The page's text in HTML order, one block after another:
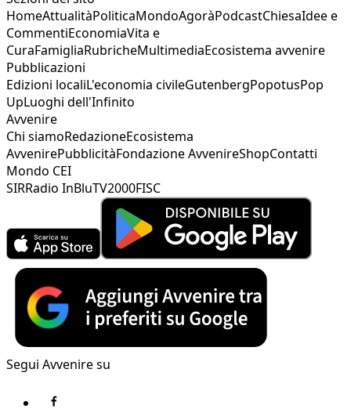
HomeAttualitàPoliticaMondoAgoràPodcastChiesaIdee e
CommentiEconomiaVita e
CuraFamigliaRubricheMultimediaEcosistema avvenire
Pubblicazioni
Edizioni localiL'economia civileGutenbergPopotusPop
UpLuoghi dell'Infinito
Avvenire
Chi siamoRedazioneEcosistema
AvvenirePubblicitàFondazione AvvenireShopContatti
Mondo CEI
SIRRadio InBluTV2000FISC
Segui Avvenire su